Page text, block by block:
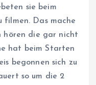
sie beim
filmen. Das mache
hören die gar nicht
hat beim Starten
begonnen sich zu
so um die 2